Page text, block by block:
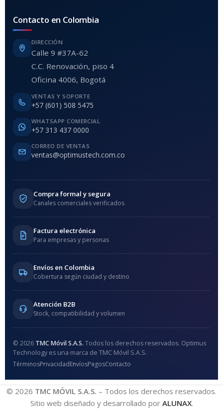
Contacto en Colombia
DIRECCIÓN
Calle 9 #37A-62
C.C. Renovación, piso 4
Oficina 4006, Bogotá
VENTAS Y SOPORTE
+57 (601) 508 5475
WHATSAPP COMERCIAL
+57 313 437 0000
CORREO DE VENTAS
ventas@optimustech.com.co
Compra formal y segura
Canales comerciales verificados
Factura electrónica
Para empresas y personas
Envíos en Colombia
Cobertura según ciudad y destino
Atención B2B
Stock, compatibilidad y volumen
© 2026 TMC Móvil S.A.S. Todos los derechos reservados. Optimus
Technology es una marca de TMC Móvil S.A.S.
TérminosPrivacidadEnvíosPagosContacto
© 2026 TMC MÓVIL S.A.S. – Todos los derechos reservados.
Sitio web diseñado y desarrollado por ALUNAX.